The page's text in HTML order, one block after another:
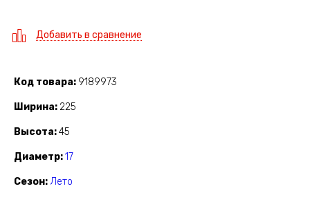
Добавить в сравнение
Код товара 9189973
Ширина 225
Высота 45
Диаметр 17
Сезон Лето